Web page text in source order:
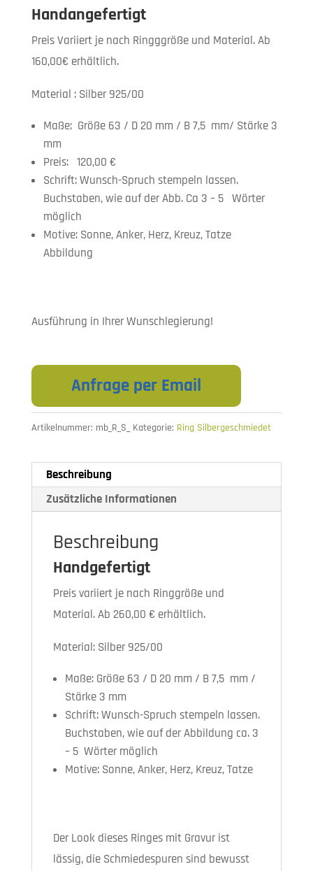
Handangefertigt
Preis Variiert je nach Ringggröße und Material. Ab
160,00€ erhältlich.
Material : Silber 925/00
Maße: Größe 63 / D 20 mm / B 7,5 mm/ Stärke 3
mm
Preis: 120,00 €
Schrift: Wunsch-Spruch stempeln lassen.
Buchstaben, wie auf der Abb. Ca 3 – 5 Wörter
möglich
Motive: Sonne, Anker, Herz, Kreuz, Tatze
Abbildung
Ausführung in Ihrer Wunschlegierung!
Anfrage per Email
Artikelnummer: mb_R_S_ Kategorie: Ring Silbergeschmiedet
Beschreibung
Zusätzliche Informationen
Beschreibung
Handgefertigt
Preis variiert je nach Ringgröße und
Material. Ab 260,00 € erhältlich.
Material: Silber 925/00
Maße: Größe 63 / D 20 mm / B 7,5 mm /
Stärke 3 mm
Schrift: Wunsch-Spruch stempeln lassen.
Buchstaben, wie auf der Abbildung ca. 3
– 5 Wörter möglich
Motive: Sonne, Anker, Herz, Kreuz, Tatze
Der Look dieses Ringes mit Gravur ist
lässig, die Schmiedespuren sind bewusst